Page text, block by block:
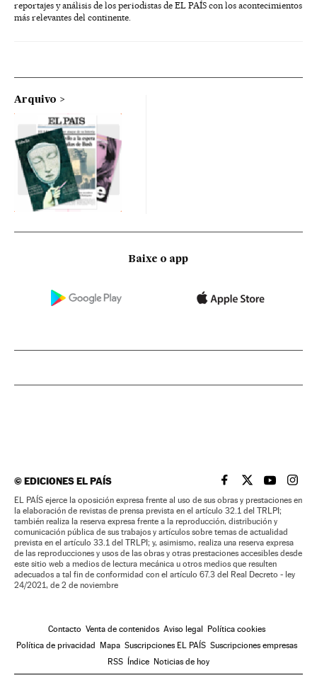
reportajes y análisis de los periodistas de EL PAÍS con los acontecimientos
más relevantes del continente.
Arquivo
Baixe o app
©EDICIONES EL PAÍS EL PAÍS BRASIL EN
EL PAÍSEL PAÍS
EL
EL PAÍS ejerce la oposición expresa frente al uso de sus obras y prestaciones en
la elaboración de revistas de prensa prevista en el artículo 32.1 del TRLPI;
también realiza la reserva expresa frente a la reproducción, distribución y
comunicación pública de sus trabajos y artículos sobre temas de actualidad
prevista en el artículo 33.1 del TRLPI; y, asimismo, realiza una reserva expresa
de las reproducciones y usos de las obras y otras prestaciones accesibles desde
este sitio web a medios de lectura mecánica u otros medios que resulten
adecuados a tal fin de conformidad con el artículo 67.3 del Real Decreto - ley
24/2021, de 2 de noviembre
Contacto Venta de contenidos Aviso legal
Política cookies
Política de privacidad
Mapa Suscripciones EL PAÍS Suscripciones empresas
RSS
Índice Noticias de hoy